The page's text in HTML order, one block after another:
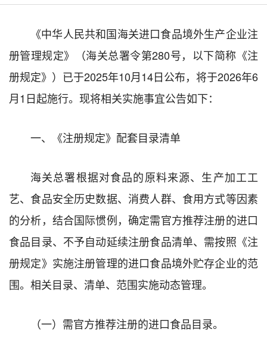
《中华人民共和国海关进口食品境外生产企业注
册管理规定》（海关总署令第280号，以下简称《注
册规定》）已于2025年10月14日公布，将于2026年6
月1日起施行。现将相关实施事宜公告如下：
一、《注册规定》配套目录清单
海关总署根据对食品的原料来源、生产加工工
艺、食品安全历史数据、消费人群、食用方式等因素
的分析，结合国际惯例，确定需官方推荐注册的进口
食品目录、不予自动延续注册食品清单、需按照《注
册规定》实施注册管理的进口食品境外贮存企业的范
围。相关目录、清单、范围实施动态管理。
（一）需官方推荐注册的进口食品目录。